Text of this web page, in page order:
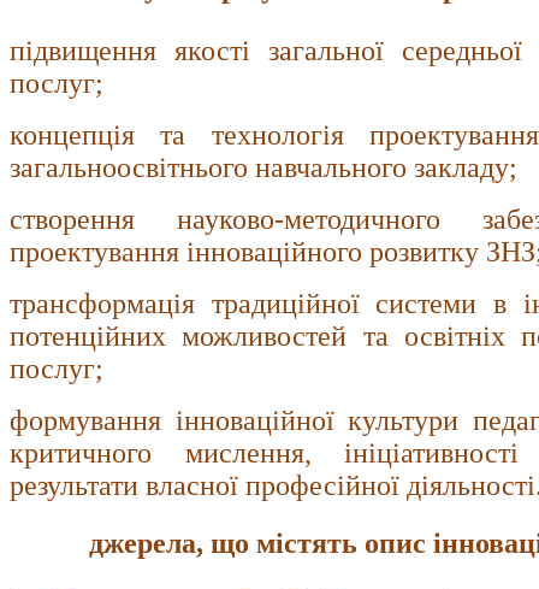
підвищення якості загальної
послуг;
концепція та технологія
загальноосвітнього навчального закладу;
створення науково-методичного
проектування інноваційного розвитку
трансформація традиційної системи в
потенційних можливостей та освітніх
послуг;
формування інноваційної культури
критичного мислення,
результати власної професійної
джерела, що містять опис